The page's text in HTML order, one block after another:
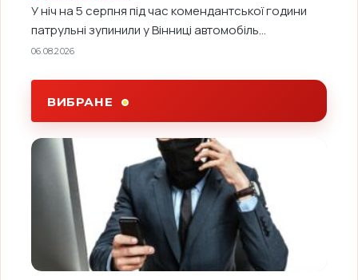
У ніч на 5 серпня під час комендантської години
патрульні зупинили у Вінниці автомобіль...
06.08.2026
ВИБРАНЕ